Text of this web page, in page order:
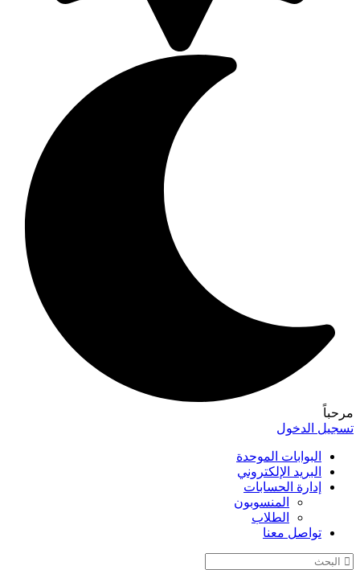
مرحباً
تسجيل الدخول
البوابات الموحدة
البريد الإلكتروني
إدارة الحسابات
المنسوبون
الطلاب
تواصل معنا